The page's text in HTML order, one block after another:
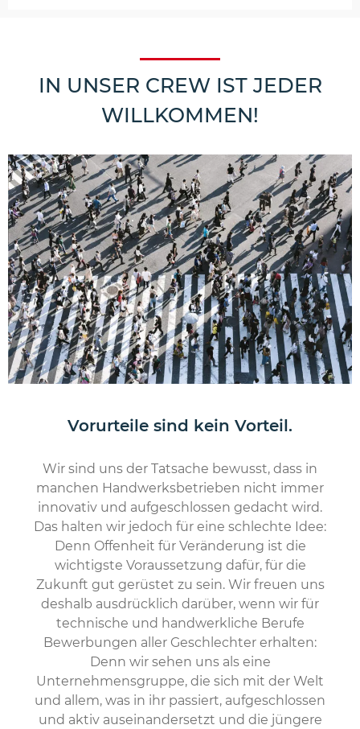
IN UNSER CREW IST JEDER
WILLKOMMEN!
Vorurteile sind kein Vorteil.
Wir sind uns der Tatsache bewusst, dass in
manchen Handwerksbetrieben nicht immer
innovativ und aufgeschlossen gedacht wird.
Das halten wir jedoch für eine schlechte Idee:
Denn Offenheit für Veränderung ist die
wichtigste Voraussetzung dafür, für die
Zukunft gut gerüstet zu sein. Wir freuen uns
deshalb ausdrücklich darüber, wenn wir für
technische und handwerkliche Berufe
Bewerbungen aller Geschlechter erhalten:
Denn wir sehen uns als eine
Unternehmensgruppe, die sich mit der Welt
und allem, was in ihr passiert, aufgeschlossen
und aktiv auseinandersetzt und die jüngere